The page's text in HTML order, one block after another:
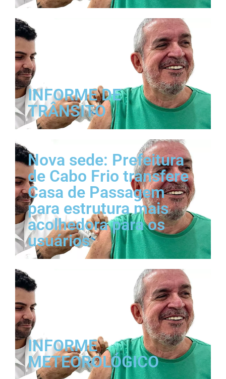
INFORME DE
TRÂNSITO
Nova sede: Prefeitura
de Cabo Frio transfere
Casa de Passagem
para estrutura mais
acolhedora para os
usuários
INFORME
METEOROLÓGICO